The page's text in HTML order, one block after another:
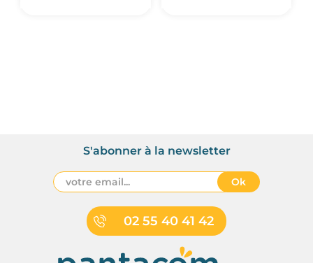
02 55 40 41 42
S'abonner à la newsletter
Ok